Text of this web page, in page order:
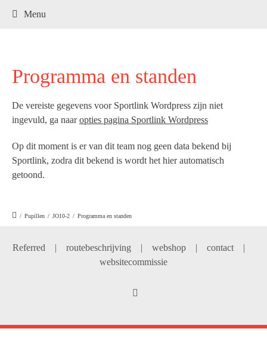
Programma en standen
De vereiste gegevens voor Sportlink Wordpress zijn niet
ingevuld, ga naaropties pagina Sportlink Wordpress
Op dit moment is er van dit team nog geen data bekend bij
Sportlink, zodra dit bekend is wordt het hier automatisch
getoond.
/ Pupillen / JO10-2 / Programma en standen
Referred | routebeschrijving | webshop | contact |
websitecommissie
Menu